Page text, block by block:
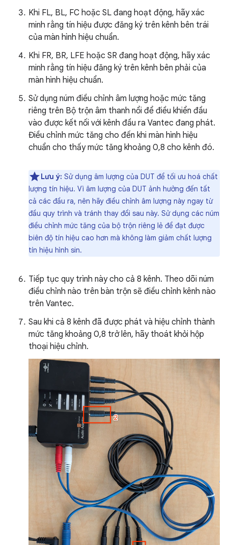
Khi FL, BL, FC hoặc SL đang hoạt động, hãy xác
minh rằng tín hiệu được đăng ký trên kênh bên trái
của màn hình hiệu chuẩn.
Khi FR, BR, LFE hoặc SR đang hoạt động, hãy xác
minh rằng tín hiệu đăng ký trên kênh bên phải của
màn hình hiệu chuẩn.
Sử dụng núm điều chỉnh âm lượng hoặc mức tăng
riêng trên Bộ trộn âm thanh nổi để điều khiển đầu
vào được kết nối với kênh đầu ra Vantec đang phát.
Điều chỉnh mức tăng cho đến khi màn hình hiệu
chuẩn cho thấy mức tăng khoảng 0,8 cho kênh đó.
Lưu ý: Sử dụng âm lượng của DUT để tối ưu hoá chất
lượng tín hiệu. Vì âm lượng của DUT ảnh hưởng đến tất
cả các đầu ra, nên hãy điều chỉnh âm lượng này ngay từ
đầu quy trình và tránh thay đổi sau này. Sử dụng các núm
điều chỉnh mức tăng của bộ trộn riêng lẻ để đạt được
biên độ tín hiệu cao hơn mà không làm giảm chất lượng
tín hiệu hình sin.
Tiếp tục quy trình này cho cả 8 kênh. Theo dõi núm
điều chỉnh nào trên bàn trộn sẽ điều chỉnh kênh nào
trên Vantec.
Sau khi cả 8 kênh đã được phát và hiệu chỉnh thành
mức tăng khoảng 0,8 trở lên, hãy thoát khỏi hộp
thoại hiệu chỉnh.